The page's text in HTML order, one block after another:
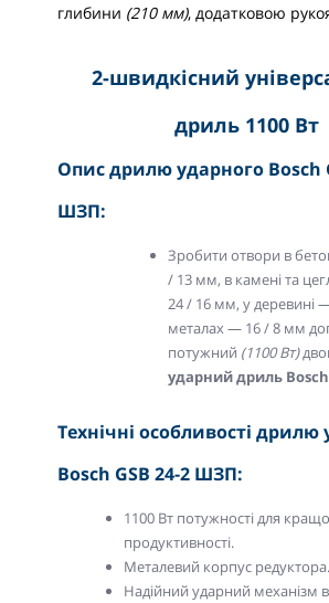
глибини (210 мм), додатковою
2-швидкісний
дриль 1100 Вт
Опис дрилю ударного Bosch
ШЗП:
Зробити отвори в
/ 13 мм, в камені та
24 / 16 мм, у деревині
металах — 16 / 8 мм
потужний (1100 Вт)
ударний дриль Bosch
Технічні особливості дрилю
Bosch GSB 24-2 ШЗП:
1100 Вт потужності для
продуктивності.
Металевий корпус редуктора.
Надійний ударний механізм